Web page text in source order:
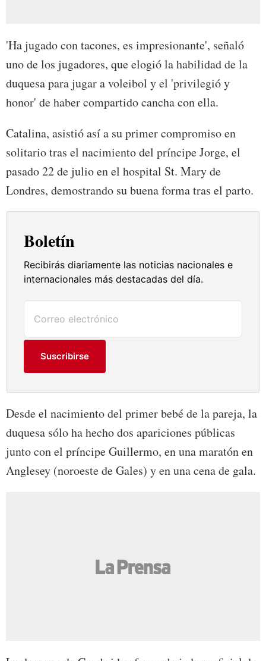
'Ha jugado con tacones, es impresionante', señaló
uno de los jugadores, que elogió la habilidad de la
duquesa para jugar a voleibol y el 'privilegió y
honor' de haber compartido cancha con ella.
Catalina, asistió así a su primer compromiso en
solitario tras el nacimiento del príncipe Jorge, el
pasado 22 de julio en el hospital St. Mary de
Londres, demostrando su buena forma tras el parto.
Boletín
Recibirás diariamente las noticias nacionales e
internacionales más destacadas del día.
Suscribirse
Desde el nacimiento del primer bebé de la pareja, la
duquesa sólo ha hecho dos apariciones públicas
junto con el príncipe Guillermo, en una maratón en
Anglesey (noroeste de Gales) y en una cena de gala.